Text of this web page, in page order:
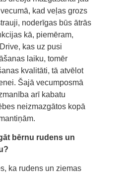
kad veļas grozs
noderīgas būs ātrās
kā, piemēram,
kas uz pusi
laiku, tomēr
kvalitāti, tā atvēlot
Šajā vecumposmā
arī kabatu
neizmazgātos kopā
bērnu rudens un
ka rudens un ziemas